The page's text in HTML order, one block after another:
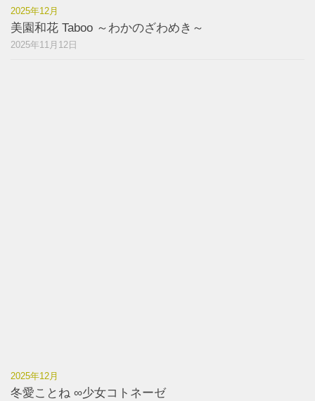
2025年12月
美園和花 Taboo ～わかのざわめき～
2025年11月12日
2025年12月
冬愛ことね ∞少女コトネーゼ